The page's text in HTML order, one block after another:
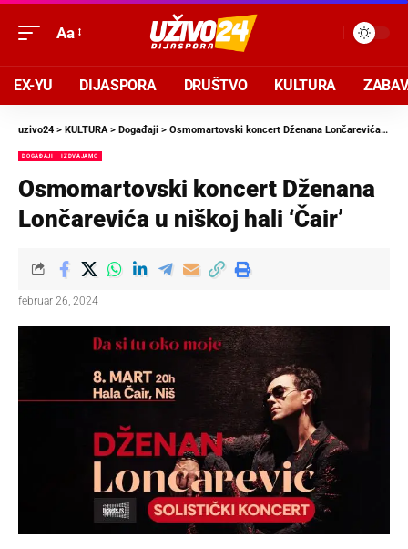
Aa
EX-YU DIJASPORA DRUŠTVO KULTURA
uzivo24 > KULTURA> Događaji > Osmomartovski koncert Dženana Lončarevića u niškoj hali ‘Čair’
DOGAĐAJI IZDVAJAMO
Osmomartovski koncert Dženana
Lončarevića u niškoj hali ‘Čair’
februar 26, 2024